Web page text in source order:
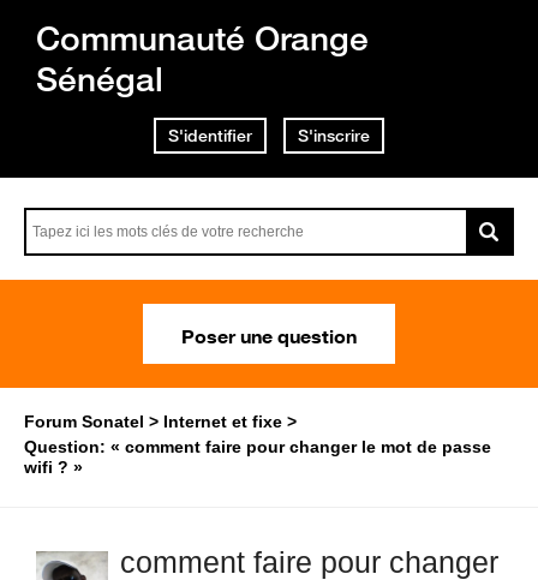
Communauté Orange
Sénégal
S'identifier S'inscrire
Poser une question
Forum Sonatel
Internet et fixe
Question: « comment faire pour changer le mot de passe
wifi ? »
comment faire pour changer